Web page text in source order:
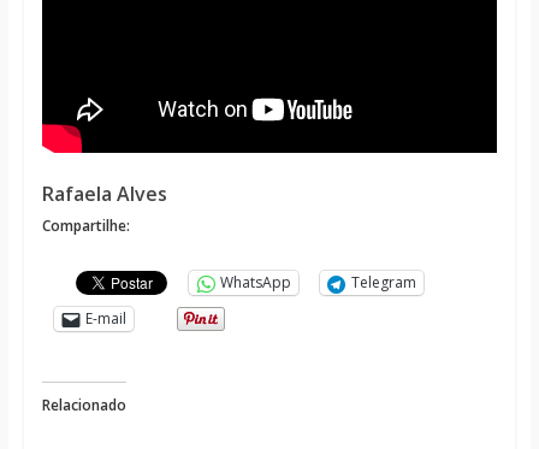
Rafaela Alves
Compartilhe:
WhatsApp
Telegram
E-mail
Relacionado